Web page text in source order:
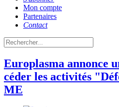
Mon compte
Partenaires
Contact
Europlasma annonce
céder les activités
ME